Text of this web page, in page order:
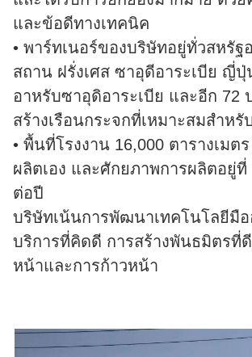
และข้อดีทางเทคนิค
• พาร์ทเนอร์ของบริษัทอยู่ทั่วสหรัฐ
สถาน ฝรั่งเศส ซาอุดีอาระเบีย ญี่ปุ่
อาหรับซาอุดิอาระเบีย และอีก 72
สร้างเรือนกระจกที่เหมาะสมสําหรั
• พื้นที่โรงงาน 16,000 ตารางเมต
ผลิตเอง และศักยภาพการผลิตอยู่ที่
ต่อปี
บริษัทเน้นการพัฒนาเทคโนโลยีมื
บริการที่คิดดี การสร้างพันธมิตรที่
หน้าและการก้าวหน้า